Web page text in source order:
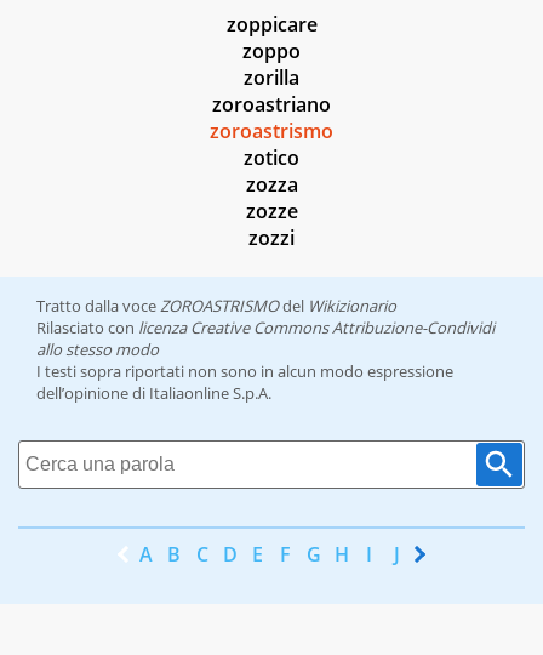
zoppicare
zoppo
zorilla
zoroastriano
zoroastrismo
zotico
zozza
zozze
zozzi
Tratto dalla voceZOROASTRISMOdel Wikizionario
Rilasciato con licenza Creative Commons Attribuzione-Condividi
allo stesso modo
I testi sopra riportati non sono in alcun modo espressione
dell’opinione di Italiaonline S.p.A.
A B C D E F G H I J K